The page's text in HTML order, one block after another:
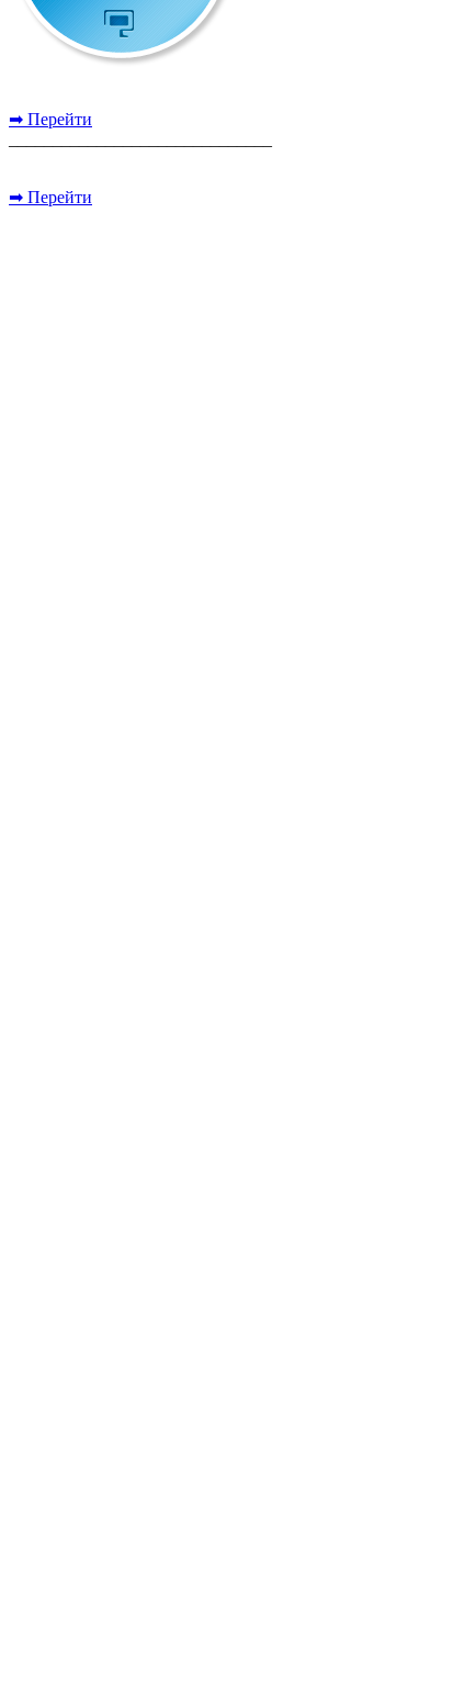
➡ Перейти
➡ Перейти